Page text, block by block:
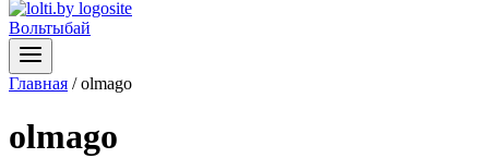
Вольтыбай
Главная / olmago
olmago